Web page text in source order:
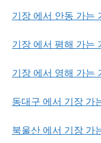
기장 에서 안동 가는
기장 에서 평해 가는
기장 에서 영해 가는
동대구 에서 기장 가
북울산 에서 기장 가